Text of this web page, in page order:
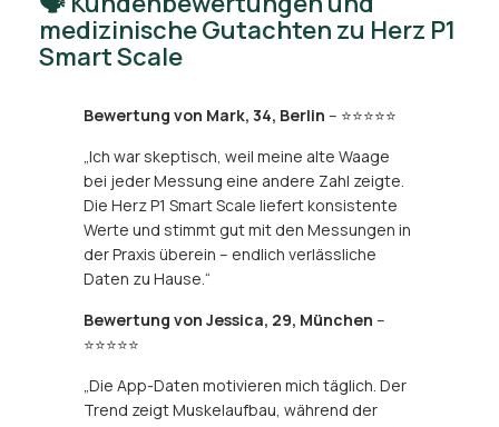
medizinische Gutachten zu Herz P1
Smart Scale
Bewertung von Mark, 34, Berlin – ⭐⭐⭐⭐⭐
„Ich war skeptisch, weil meine alte Waage
bei jeder Messung eine andere Zahl zeigte.
Die Herz P1 Smart Scale liefert konsistente
Werte und stimmt gut mit den Messungen in
der Praxis überein – endlich verlässliche
Daten zu Hause.“
Bewertung von Jessica, 29, München –
⭐⭐⭐⭐⭐
„Die App-Daten motivieren mich täglich. Der
Trend zeigt Muskelaufbau, während der